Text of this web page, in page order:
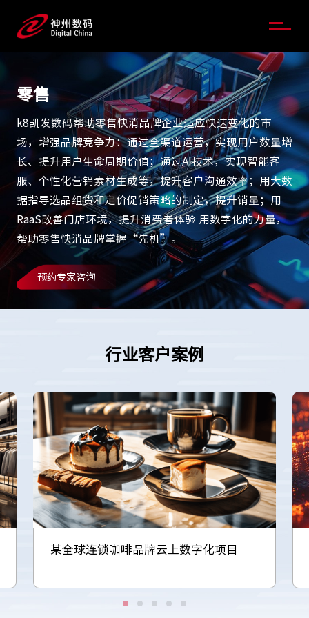
零售
k8凯发数码帮助零售快消品牌企业适应快速变化的市
场，增强品牌竞争力：通过全渠道运营，实现用户数量增
长、提升用户生命周期价值；通过AI技术，实现智能客
服、个性化营销素材生成等，提升客户沟通效率；用大数
据指导选品组货和定价促销策略的制定，提升销量；用
RaaS改善门店环境，提升消费者体验 用数字化的力量，
帮助零售快消品牌掌握“先机”。
预约专家咨询
行业客户案例
某全球连锁咖啡品牌云上数字化项目